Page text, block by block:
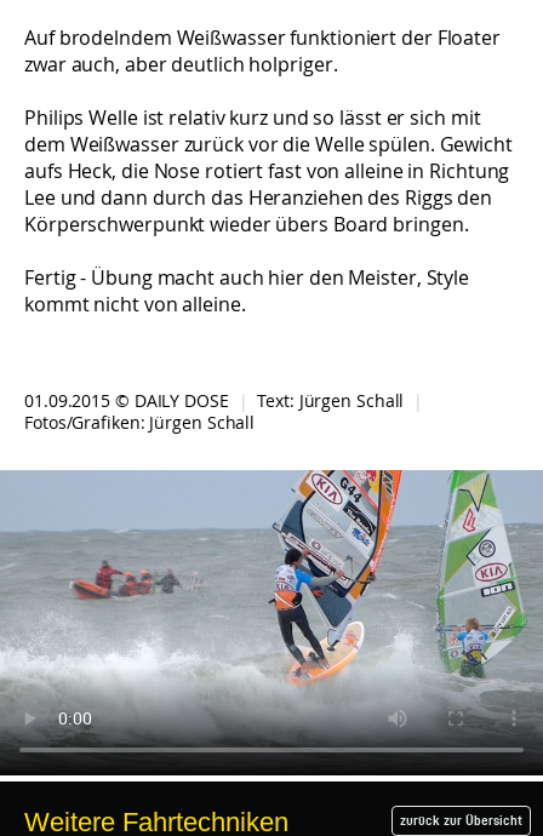
Auf brodelndem Weißwasser funktioniert der Floater
zwar auch, aber deutlich holpriger.
Philips Welle ist relativ kurz und so lässt er sich mit
dem Weißwasser zurück vor die Welle spülen. Gewicht
aufs Heck, die Nose rotiert fast von alleine in Richtung
Lee und dann durch das Heranziehen des Riggs den
Körperschwerpunkt wieder übers Board bringen.
Fertig - Übung macht auch hier den Meister, Style
kommt nicht von alleine.
01.09.2015 © DAILY DOSE | Text: Jürgen Schall
|
Fotos/Grafiken: Jürgen Schall
Weitere Fahrtechniken zurück zur Übersicht